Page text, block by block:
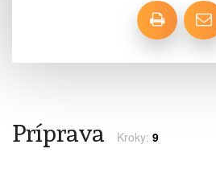
Príprava Kroky: 9